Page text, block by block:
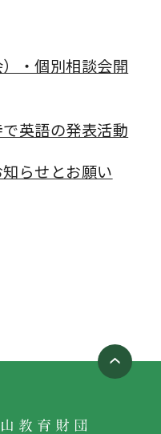
・個別相談会開
英語の発表活動
らせとお願い